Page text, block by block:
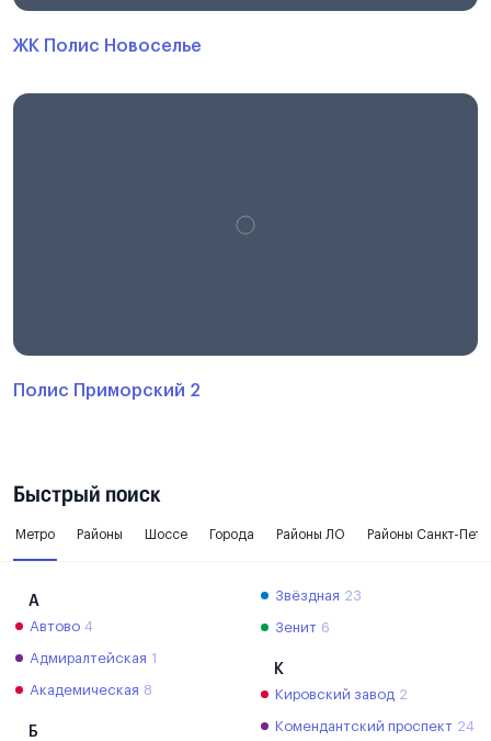
ЖК Полис Новоселье
Полис Приморский 2
Быстрый поиск
Метро Районы Шоссе Города Районы ЛО Районы Санкт-
А
Автово 4
Адмиралтейская 1
Академическая 8
Б
Звёздная 23
Зенит 6
К
Кировский завод 2
Комендантский проспект 24